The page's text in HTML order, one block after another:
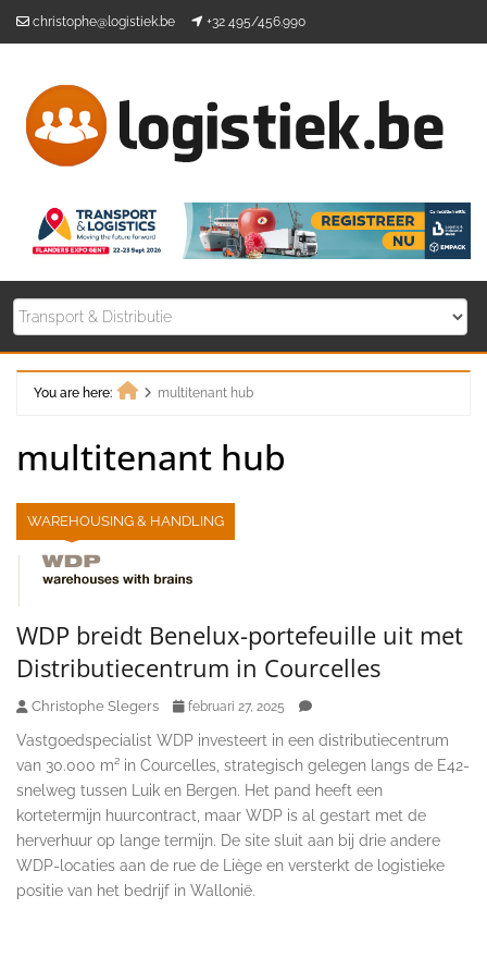
christophe@logistiek.be +32 495/456.990
You are here:
multitenant hub
multitenant hub
WAREHOUSING & HANDLING
WDP breidt Benelux-portefeuille uit met
Distributiecentrum in Courcelles
Christophe Slegers februari 27, 2025
Vastgoedspecialist WDP investeert in een distributiecentrum
van 30.000 m² in Courcelles, strategisch gelegen langs de E42-
snelweg tussen Luik en Bergen. Het pand heeft een
kortetermijn huurcontract, maar WDP is al gestart met de
herverhuur op lange termijn. De site sluit aan bij drie andere
WDP-locaties aan de rue de Liège en versterkt de logistieke
positie van het bedrijf in Wallonië.